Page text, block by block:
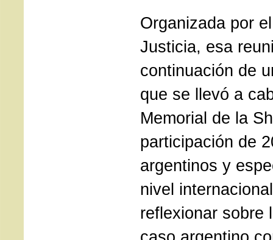
Organizada por
Justicia, esa
continuación de
que se llevó a
Memorial de la
participación de
argentinos y
nivel
reflexionar sobre